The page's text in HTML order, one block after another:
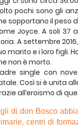
pochi sono gli
sopportano il peso
Joyce. A soli 37
A settembre
marito e i loro figli.
non è morto.
single con
Così si è unita
all’eroismo di
di don Bosco
centri di